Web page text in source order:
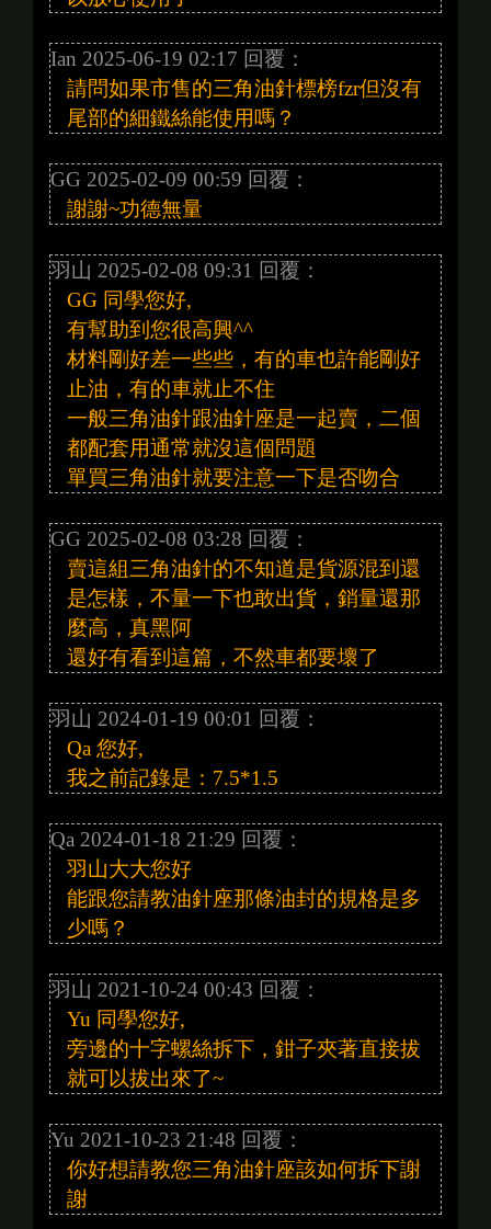
Ian 2025-06-19 02:17 回覆：
請問如果市售的三角油針標榜fzr但沒有
尾部的細鐵絲能使用嗎？
GG 2025-02-09 00:59 回覆：
謝謝~功德無量
羽山 2025-02-08 09:31 回覆：
GG 同學您好,
有幫助到您很高興^^
材料剛好差一些些，有的車也許能剛好
止油，有的車就止不住
一般三角油針跟油針座是一起賣，二個
都配套用通常就沒這個問題
單買三角油針就要注意一下是否吻合
GG 2025-02-08 03:28 回覆：
賣這組三角油針的不知道是貨源混到還
是怎樣，不量一下也敢出貨，銷量還那
麼高，真黑阿
還好有看到這篇，不然車都要壞了
羽山 2024-01-19 00:01 回覆：
Qa 您好,
我之前記錄是：7.5*1.5
Qa 2024-01-18 21:29 回覆：
羽山大大您好
能跟您請教油針座那條油封的規格是多
少嗎？
羽山 2021-10-24 00:43 回覆：
Yu 同學您好,
旁邊的十字螺絲拆下，鉗子夾著直接拔
就可以拔出來了~
Yu 2021-10-23 21:48 回覆：
你好想請教您三角油針座該如何拆下謝
謝